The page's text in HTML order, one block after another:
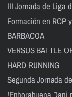
III Jornada de Liga
Formación en RCP
BARBACOA
VERSUS BATTLE
HARD RUNNING
Segunda Jornada
!Enhorabuena Dani